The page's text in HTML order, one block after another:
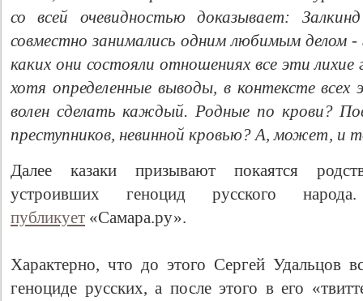
со всей очевидностью доказывает:
совместно занимались одним любимым делом -
каких они состояли отношениях все эти
хотя определенные выводы, в контексте всех
волен сделать каждый. Родные по крови?
преступников, невинной кровью? А, может, и
Далее казаки призывают покаятся
устроивших геноцид русского
публикует «Самара.ру».
Характерно, что до этого Сергей Удальцов
геноциде русских, а после этого в его